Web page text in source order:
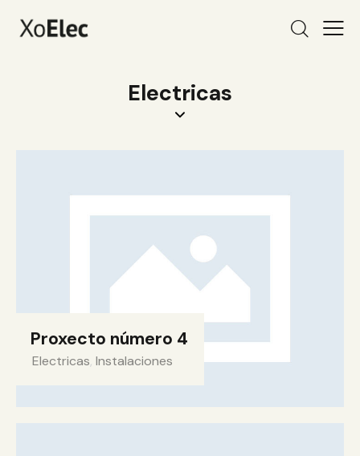
Electricas
Proxecto número 4
Electricas, Instalaciones